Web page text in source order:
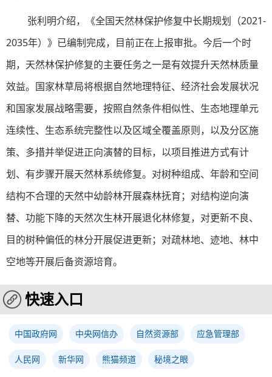
张利明介绍，《全国天然林保护修复中长期规划（2021-
2035年）》已编制完成，目前正在上报审批。今后一个时
期，天然林保护修复的主要任务之一是有效提升天然林质量
效益。国家林草局将根据自然地理特征、经济社会发展状况
和国家发展战略需要，按照自然条件相似性、生态地理单元
连续性、生态系统完整性以及区域全覆盖原则，以及分区施
策、多措并举促进正向演替的目标，以项目推进方式有计
划、有步骤开展天然林系统修复。对树种组成、年龄和空间
结构不合理的天然中幼龄林开展森林抚育；对结构逆向演
替、功能下降的天然次生林开展退化林修复，对更新不良、
目的树种偏低的林分开展促进更新；对疏林地、迹地、林中
空地等开展后备资源培育。
快速入口
中国政府网 中央网信办 自然资源部 应急管理部
人民网 新华网 熊猫频道 秘境之眼